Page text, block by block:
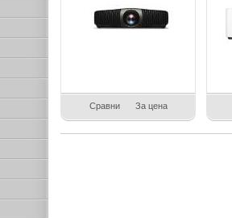
Сравни За цена